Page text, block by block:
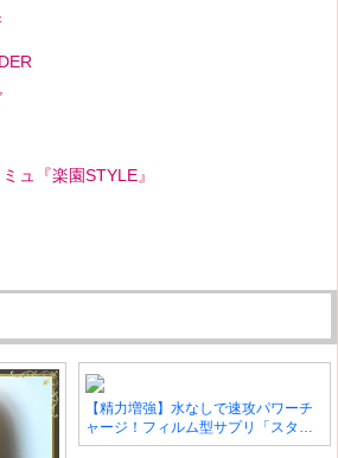
ュ『楽園STYLE』
【精力増強】水なしで速攻パワーチ
ャージ！フィルム型サプリ「スタリ
オン」の実力を徹底調査！